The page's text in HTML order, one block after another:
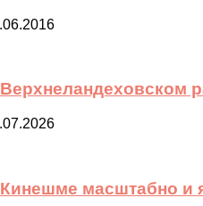
масштабно и